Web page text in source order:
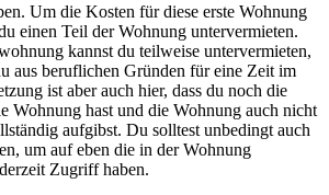
Um die Kosten für diese erste Wohnung
einen Teil der Wohnung untervermieten.
kannst du teilweise untervermieten,
aus beruflichen Gründen für eine Zeit im
ist aber auch hier, dass du noch die
Wohnung hast und die Wohnung auch nicht
aufgibst. Du solltest unbedingt auch
um auf eben die in der Wohnung
Zugriff haben.